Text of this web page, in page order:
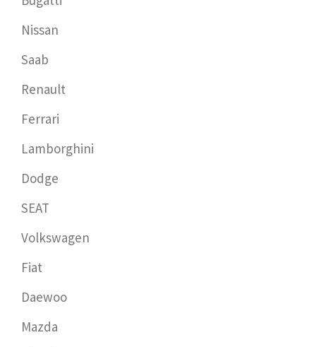
Nissan
Saab
Renault
Ferrari
Lamborghini
Dodge
SEAT
Volkswagen
Fiat
Daewoo
Mazda